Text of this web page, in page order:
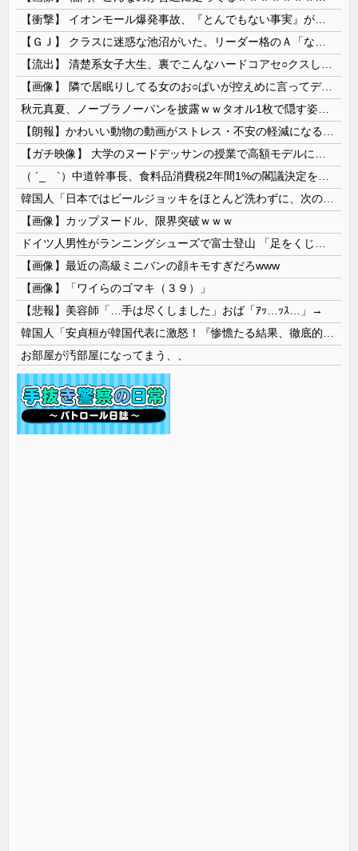
【画像】 隣で居眠りしてる女のお○ぱいが控えめに言ってデカいｗｗｗ
【画像】カップヌードル、限界突破ｗｗｗ
【画像】最近の高級ミニバンの顔キモすぎだろwww
【画像】「ワイらのゴマキ（３９）」
【悲報】美容師「…手は尽くしました」おば「ｱｯ…ｯｽ…」→
お部屋が汚部屋になってまう、、